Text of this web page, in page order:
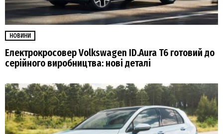
НОВИНИ
Електрокросовер Volkswagen ID.Aura T6 готовий до
серійного виробництва: нові деталі